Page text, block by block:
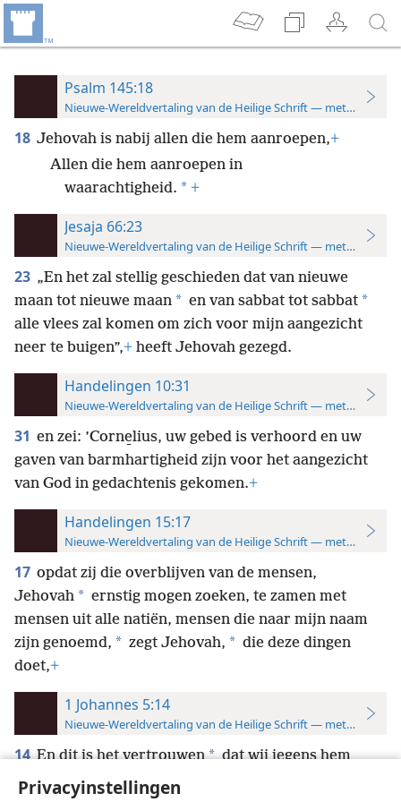
Privacyinstellingen
Psalm 145:18
Nieuwe-Wereldvertaling van de Heilige Schrift — met
18 Jehovah is nabij allen die hem aanroepen,+
Allen die hem aanroepen in
waarachtigheid. * +
Jesaja 66:23
Nieuwe-Wereldvertaling van de Heilige Schrift — met
23 „En het zal stellig geschieden dat van nieuwe
maan tot nieuwe maan * en van sabbat tot sabbat *
alle vlees zal komen om zich voor mijn aangezicht
neer te buigen”,+ heeft Jehovah gezegd.
Handelingen 10:31
Nieuwe-Wereldvertaling van de Heilige Schrift — met
31 en zei: ’Corne̱lius, uw gebed is verhoord en uw
gaven van barmhartigheid zijn voor het aangezicht
van God in gedachtenis gekomen.+
Handelingen 15:17
Nieuwe-Wereldvertaling van de Heilige Schrift — met
17 opdat zij die overblijven van de mensen,
Jehovah * ernstig mogen zoeken, te zamen met
mensen uit alle natiën, mensen die naar mijn naam
zijn genoemd, * zegt Jehovah, * die deze dingen
doet,+
1 Johannes 5:14
Nieuwe-Wereldvertaling van de Heilige Schrift — met
14 En dit is het vertrouwen * dat wij jegens hem
hebben,
dat, ongeacht wat wij vragen